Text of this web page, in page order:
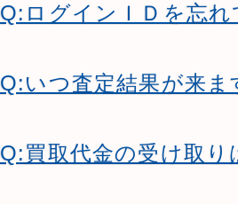
Q:ログインＩＤを忘
Q:いつ査定結果が来ま
Q:買取代金の受け取